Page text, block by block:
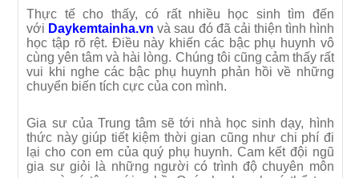
Thực tế cho thấy, có rất nhiều học sinh tìm đến
với Daykemtainha.vn và sau đó đã cải thiện tình hình
học tập rõ rệt. Điều này khiến các bậc phụ huynh vô
cùng yên tâm và hài lòng. Chúng tôi cũng cảm thấy rất
vui khi nghe các bậc phụ huynh phản hồi về những
chuyển biến tích cực của con mình.
Gia sư của Trung tâm sẽ tới nhà học sinh dạy, hình
thức này giúp tiết kiệm thời gian cũng như chi phí đi
lại cho con em của quý phụ huynh. Cam kết đội ngũ
gia sư giỏi là những người có trình độ chuyên môn